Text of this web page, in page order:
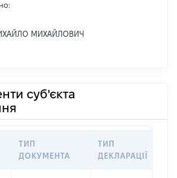
МИХАЙЛОВИЧ
суб'єкта
ТИП
ДОКУМЕНТА
ТИП
ДЕКЛАРАЦІЇ